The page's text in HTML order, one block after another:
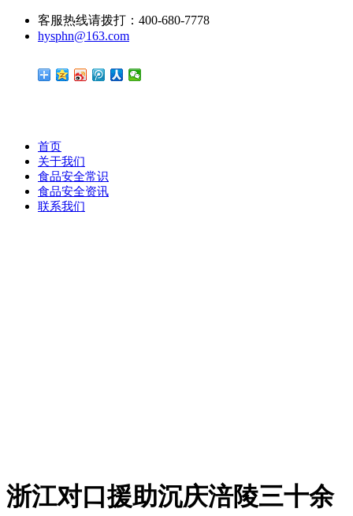
客服热线请拨打：400-680-7778
hysphn@163.com
首页
关于我们
食品安全常识
食品安全资讯
联系我们
浙江对口援助沉庆涪陵三十余